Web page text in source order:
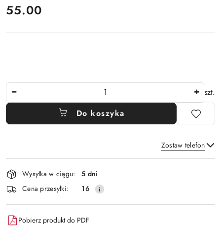
cena:
55.00
szt.
Do koszyka
Zostaw telefon
Wyślij
Dostępność
i
dostawa
Wysyłka w ciągu:
5 dni
Cena przesyłki:
16
Pobierz produkt do PDF